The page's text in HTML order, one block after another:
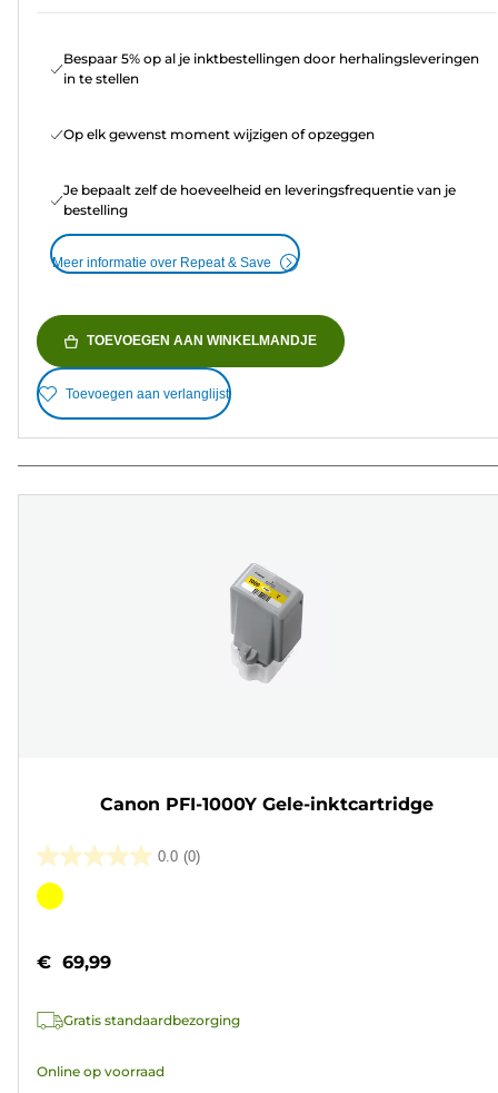
Bespaar 5% op al je inktbestellingen door herhalingsleveringen
in te stellen
Op elk gewenst moment wijzigen of opzeggen
Je bepaalt zelf de hoeveelheid en leveringsfrequentie van je
bestelling
Meer informatie over Repeat & Save
TOEVOEGEN AAN WINKELMANDJE
Toevoegen aan verlanglijst
Canon PFI-1000Y Gele-inktcartridge
0.0 (0)
0.0
van
sterren.
Kleurencartridge
€ 69,99
Gratis standaardbezorging
Online op voorraad